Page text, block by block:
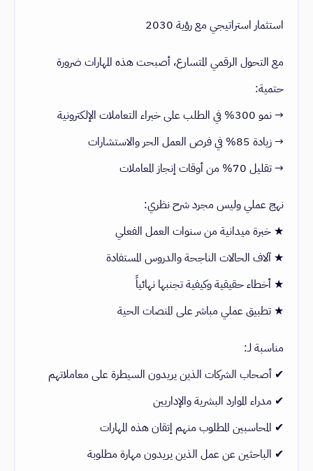
استثمار استراتيجي مع رؤية 2030
مع التحول الرقمي المتسارع، أصبحت هذه المهارات ضرورة
حتمية:
→ نمو 300% في الطلب على خبراء التعاملات الإلكترونية
→ زيادة 85% في فرص العمل الحر والاستشارات
→ تقليل 70% من أوقات إنجاز المعاملات
نهج عملي وليس مجرد شرح نظري:
★ خبرة ميدانية من سنوات العمل الفعلي
★ آلاف الحالات الناجحة والدروس المستفادة
★ أخطاء حقيقية وكيفية تجنبها نهائياً
★ تطبيق عملي مباشر على المنصات الحية
مناسبة لـ:
✔ أصحاب الشركات الذين يريدون السيطرة على معاملاتهم
✔ مدراء الموارد البشرية والإداريين
✔ المحاسبين المطلوب منهم إتقان هذه المهارات
✔ الباحثين عن عمل الذين يريدون مهارة مطلوبة